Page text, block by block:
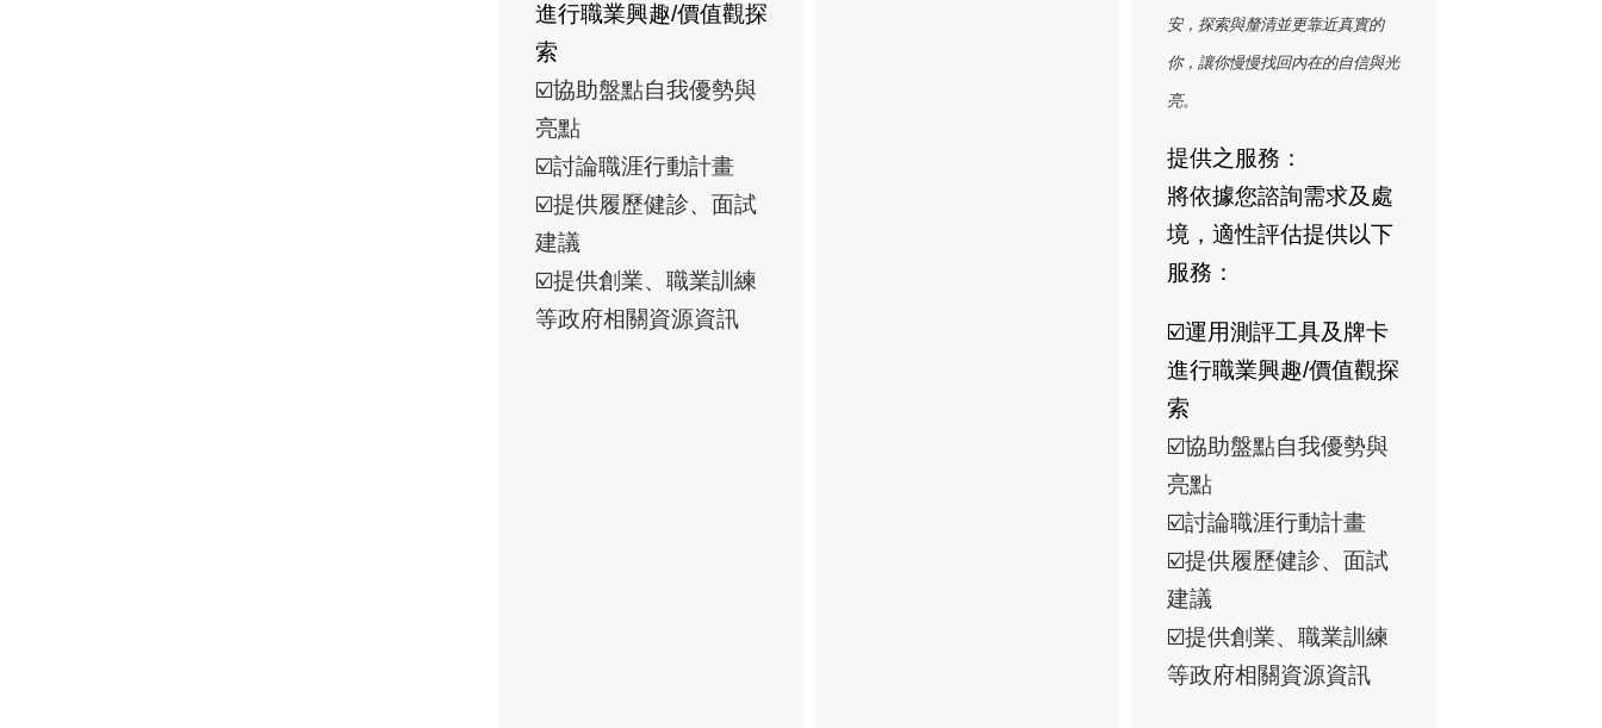
進行職業興趣/價值觀探
索
☑️協助盤點自我優勢與
亮點
☑️討論職涯行動計畫
☑️提供履歷健診、面試
建議
☑️提供創業、職業訓練
等政府相關資源資訊
安，探索與釐清並更靠近真實的
你，讓你慢慢找回內在的自信與光
亮。
提供之服務：
將依據您諮詢需求及處
境，適性評估提供以下
服務：
☑️運用測評工具及牌卡
進行職業興趣/價值觀探
索
☑️協助盤點自我優勢與
亮點
☑️討論職涯行動計畫
☑️提供履歷健診、面試
建議
☑️提供創業、職業訓練
等政府相關資源資訊